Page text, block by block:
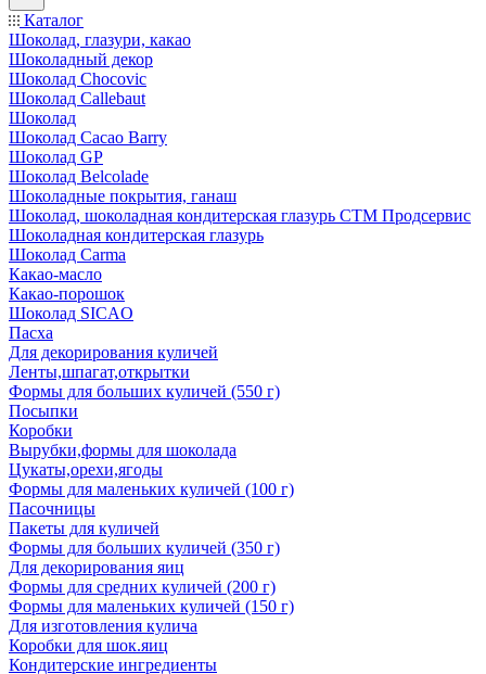
Каталог
Шоколад, глазури, какао
Шоколадный декор
Шоколад Chocovic
Шоколад Callebaut
Шоколад
Шоколад Cacao Barry
Шоколад GP
Шоколад Belcolade
Шоколадные покрытия, ганаш
Шоколад, шоколадная кондитерская глазурь СТМ Продсервис
Шоколадная кондитерская глазурь
Шоколад Carma
Какао-масло
Какао-порошок
Шоколад SICAO
Пасха
Для декорирования куличей
Ленты,шпагат,открытки
Формы для больших куличей (550 г)
Посыпки
Коробки
Вырубки,формы для шоколада
Цукаты,орехи,ягоды
Формы для маленьких куличей (100 г)
Пасочницы
Пакеты для куличей
Формы для больших куличей (350 г)
Для декорирования яиц
Формы для средних куличей (200 г)
Формы для маленьких куличей (150 г)
Для изготовления кулича
Коробки для шок.яиц
Кондитерские ингредиенты